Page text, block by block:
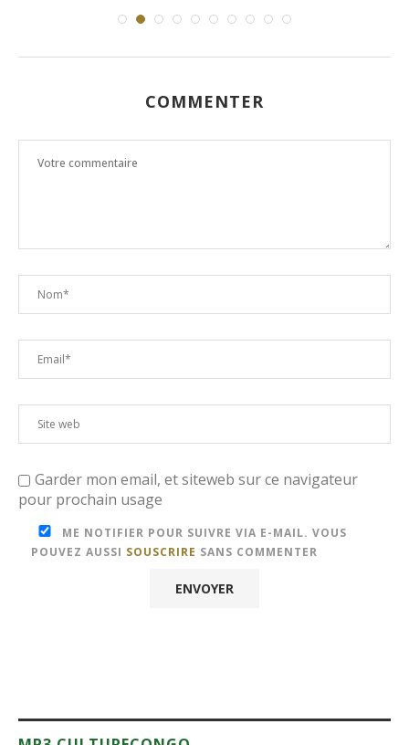
COMMENTER
Garder mon email, et siteweb sur ce navigateur
pour prochain usage
ME NOTIFIER POUR SUIVRE VIA E-MAIL. VOUS
POUVEZ AUSSI SOUSCRIRE SANS COMMENTER